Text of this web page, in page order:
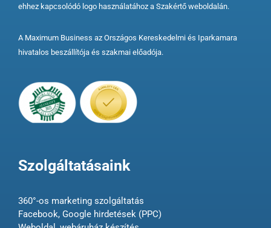
ehhez kapcsolódó logo használatához a Szakértő weboldalán.
A Maximum Business az Országos Kereskedelmi és Iparkamara
hivatalos beszállítója és szakmai előadója.
Szolgáltatásaink
360°-os marketing szolgáltatás
Facebook, Google hirdetések (PPC)